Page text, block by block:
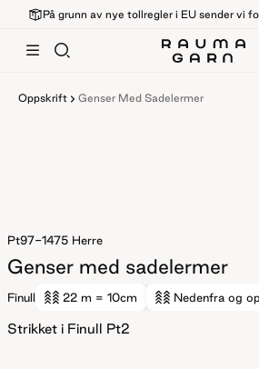
På grunn av nye tollregler i EU sender vi
Oppskrift Genser Med Sadelermer
Pt97-1475 Herre
Genser med sadelermer
Finull 22 m = 10cm Nedenfra og
Strikket i Finull Pt2